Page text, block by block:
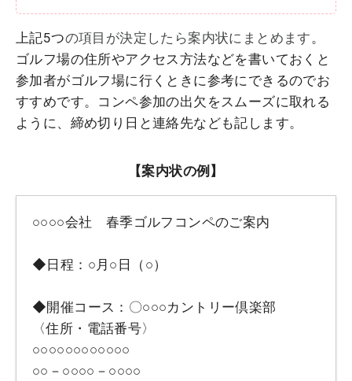
上記5つの項目が決定したら案内状にまとめます 。
ゴルフ場の住所やアクセス方法などを書いておくと
参加者がゴルフ場に行くときに参考にできるのでお
すすめです。コンペ参加の出欠をスムーズに取れる
ように、締め切り日と連絡先なども記します。
【案内状の例】
○○○○会社 春季ゴルフコンペのご案内
◆日程：○月○日（○）
◆開催コース：〇○○○カントリー倶楽部
〈住所・電話番号〉
○○○○○○○○○○○○
○○－○○○○－○○○○